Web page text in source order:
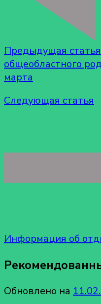
Предыдущая статья
общеобластного
марта
Следующая статья
Информация об
Обновлено на